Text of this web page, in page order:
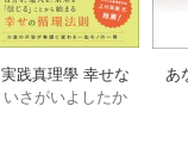
実践真理學 幸せな
お金の使い方編 1巻
いさがいよしたか
あ